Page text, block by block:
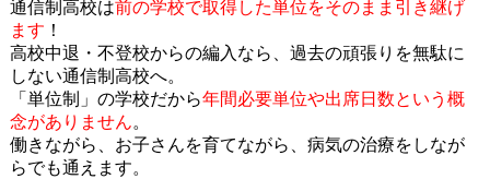
通信制高校は前の学校で取得した単位をそのまま引き継げ
ます ！
高校中退・不登校からの編入なら、過去の頑張りを無駄に
しない通信制高校へ。
「単位制」の学校だから年間必要単位や出席日数という概
念がありません。
働きながら、お子さんを育てながら、病気の治療をしなが
らでも通えます。